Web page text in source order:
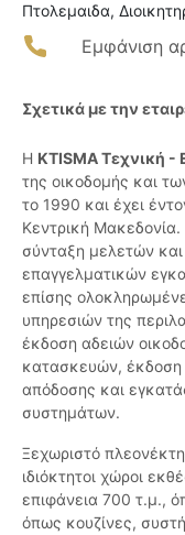
Πτολεμαιδα,
Εμφάνιση
Σχετικά με την
Η KTISMA Τεχνική -
της οικοδομής και
το 1990 και έχει
Κεντρική Μακεδονία.
σύνταξη μελετών
επαγγελματικών
επίσης
υπηρεσιών της
έκδοση αδειών
κατασκευών, έκδοση
απόδοσης και
συστημάτων.
Ξεχωριστό
ιδιόκτητοι χώροι
επιφάνεια 700 τ.μ.,
όπως κουζίνες,